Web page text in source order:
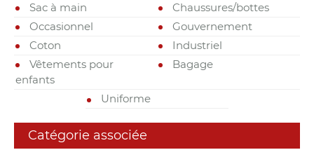
Sac à main
Chaussures/bottes
Occasionnel
Gouvernement
Coton
Industriel
Vêtements pour
enfants
Bagage
Uniforme
Catégorie associée